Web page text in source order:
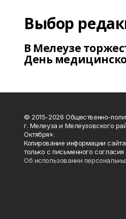
Выбор
В Мелеузе
День
© 2015-2026 Общественно-
г. Мелеуза и Мелеузовского
Октября».
Копирование информации
только с письменного
Об использовании